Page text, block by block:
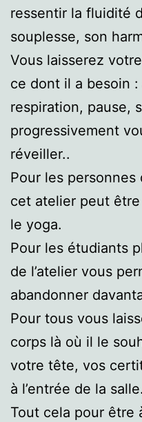
ressentir la fluidité
souplesse, son
Vous laisserez
ce dont il a besoin
respiration, pause,
progressivement
réveiller..
Pour les
cet atelier peut être
le yoga.
Pour les étudiants
de l’atelier vous
abandonner
Pour tous vous
corps là où il le
votre tête, vos
à l’entrée de la salle.
Tout cela pour être